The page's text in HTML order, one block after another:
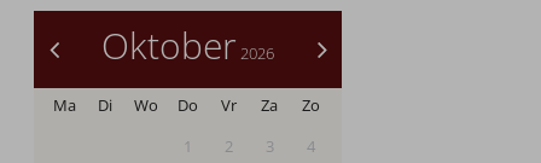
< >
Oktober 2026
Ma Di Wo Do Vr Za
Zo
1
2 3 4